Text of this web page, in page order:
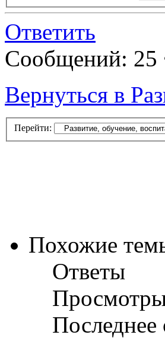
Ответить
Сообщений: 25
Вернуться в
Перейти:
Похожие
Ответы